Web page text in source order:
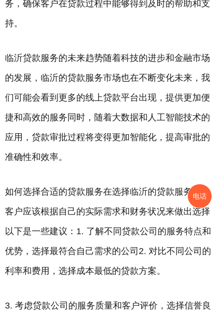
务，确保客户在贷款过程中能够得到及时的帮助和支
持。
临沂贷款服务的未来趋势随着科技的进步和金融市场
的发展，临沂的贷款服务市场也在不断变化未来，我
们可能会看到更多的线上贷款平台出现，提供更加便
捷和高效的服务同时，随着大数据和人工智能技术的
应用，贷款审批过程将变得更加智能化，提高审批的
准确性和效率。
如何选择合适的贷款服务在选择临沂的贷款服务时，
客户应该根据自己的实际需求和财务状况来做出选择
以下是一些建议：1. 了解不同贷款公司的服务特点和
优势，选择最符合自己需求的公司2. 对比不同公司的
利率和费用，选择成本最低的贷款方案。
3. 考虑贷款公司的服务质量和客户评价，选择信誉良
电话